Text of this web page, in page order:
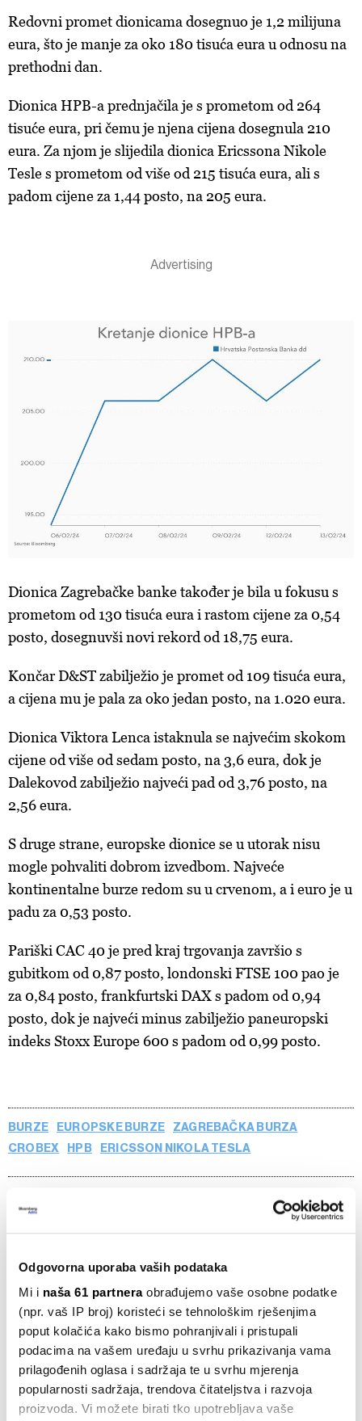
Odgovorna uporaba vaših podataka
Mi i naša 61 partneraobrađujemo vaše osobne podatke
(npr. vaš IP broj) koristeći se tehnološkim rješenjima
poput kolačića kako bismo pohranjivali i pristupali
podacima na vašem uređaju u svrhu prikazivanja vama
prilagođenih oglasa i sadržaja te u svrhu mjerenja
popularnosti sadržaja, trendova čitateljstva i razvoja
proizvoda. Vi možete birati tko upotrebljava vaše
Redovni promet dionicama dosegnuo je 1,2 milijuna
eura, što je manje za oko 180 tisuća eura u odnosu na
prethodni dan.
Dionica HPB-a prednjačila je s prometom od 264
tisuće eura, pri čemu je njena cijena dosegnula 210
eura. Za njom je slijedila dionica Ericssona Nikole
Tesle s prometom od više od 215 tisuća eura, ali s
padom cijene za 1,44 posto, na 205 eura.
Dionica Zagrebačke banke također je bila u fokusu s
prometom od 130 tisuća eura i rastom cijene za 0,54
posto, dosegnuvši novi rekord od 18,75 eura.
Končar D&ST zabilježio je promet od 109 tisuća eura,
a cijena mu je pala za oko jedan posto, na 1.020 eura.
Dionica Viktora Lenca istaknula se najvećim skokom
cijene od više od sedam posto, na 3,6 eura, dok je
Dalekovod zabilježio najveći pad od 3,76 posto, na
2,56 eura.
S druge strane, europske dionice se u utorak nisu
mogle pohvaliti dobrom izvedbom. Najveće
kontinentalne burze redom su u crvenom, a i euro je u
padu za 0,53 posto.
Pariški CAC 40 je pred kraj trgovanja završio s
gubitkom od 0,87 posto, londonski FTSE 100 pao je
za 0,84 posto, frankfurtski DAX s padom od 0,94
posto, dok je najveći minus zabilježio paneuropski
indeks Stoxx Europe 600 s padom od 0,99 posto.
BURZE EUROPSKE BURZE
ZAGREBAČKA BURZA
CROBEX
HPB ERICSSON NIKOLA TESLA
ponovno usmjerava tržišta
ETF utakmica Hrvata i Slovenaca na
Ljubljanskoj burzi: tko pobjeđuje s
košaricom slovenskih dionica
06.08.2026